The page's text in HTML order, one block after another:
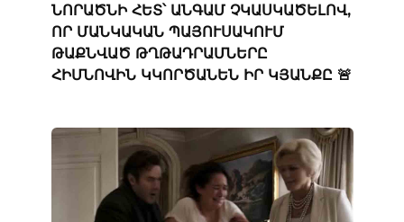
ՆՈՐԱԾՆԻ ՀԵՏ՝ ԱՆԳԱՄ ՉԿԱՍԿԱԾԵԼՈՎ,
ՈՐ ՄԱՆԿԱԿԱՆ ՊԱՅՈՒՍԱԿՈՒՄ
ԹԱՔՆՎԱԾ ԹՂԹԱԴՐԱՄՆԵՐԸ
ՀԻՄՆՈՎԻՆ ԿԿՈՐԾԱՆԵՆ ԻՐ ԿՅԱՆՔԸ 🚨